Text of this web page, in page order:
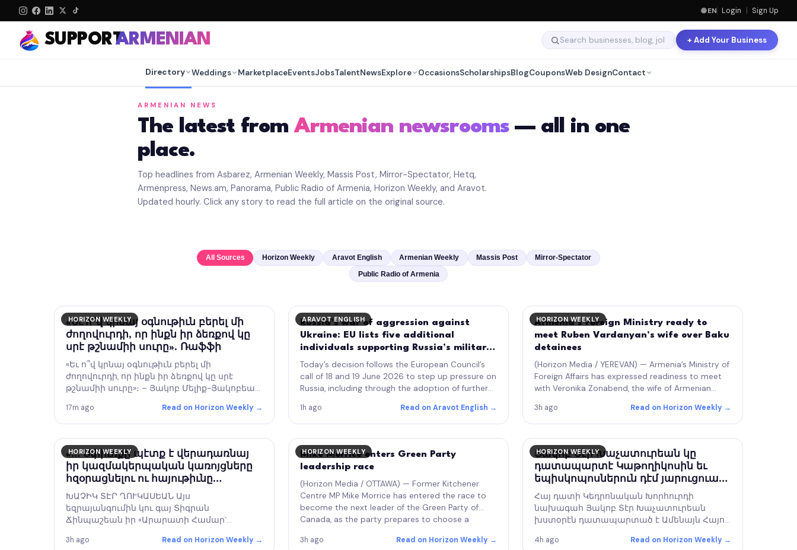
🌐 EN Login | Sign Up
SUPPORTARMENIAN + Add Your Business
Directory Weddings MarketplaceEventsJobsTalentNewsExplore OccasionsScholarshipsBlogCouponsWeb DesignContact
ARMENIAN NEWS
The latest from Armenian newsrooms — all in one
place.
Top headlines from Asbarez, Armenian Weekly, Massis Post, Mirror-Spectator, Hetq,
Armenpress, News.am, Panorama, Public Radio of Armenia, Horizon Weekly, and Aravot.
Updated hourly. Click any story to read the full article on the original source.
All Sources Horizon Weekly Aravot English Armenian Weekly Massis Post
Mirror-Spectator
Public Radio of Armenia
HORIZON WEEKLY
«Եւ ո՞վ կրնայ օգնութիւն բերել մի
ժողովուրդի, որ ինքն իր ձեռքով կը
սրէ թշնամիի սուրը». Ռաֆֆի
«Եւ ո՞վ կրնայ օգնութիւն բերել մի
ժողովուրդի, որ ինքն իր ձեռքով կը սրէ
թշնամիի սուրը»։ – Յակոբ Մելիք-Յակոբեան
մարգարէական խօսքը այսօր աւելի քան
երբեք կը հնչէ իբրեւ ահազանգ։ Երբ ազգ
մը…
17m ago Read on Horizon Weekly →
ARAVOT ENGLISH
Russia’s war of aggression against
Ukraine: EU lists five additional
individuals supporting Russia’s military-
industrial complex
Today’s decision follows the European Council’s
call of 18 and 19 June 2026 to step up pressure on
Russia, including through the adoption of further
aggression against…
1h ago Read on Aravot English →
HORIZON WEEKLY
Armenia’s Foreign Ministry ready to
meet Ruben Vardanyan’s wife over Baku
detainees
(Horizon Media / YEREVAN) — Armenia’s Ministry of
Foreign Affairs has expressed readiness to meet
with Veronika Zonabend, the wife of Armenian
Ruben Vardanyan, who…
3h ago Read on Horizon Weekly →
HORIZON WEEKLY
«… Սփիւռքը պէտք է վերադառնայ
իր կազմակերպական կառոյցները
հզօրացնելու ու հայութիւնը
քաղաքականացնելու
վարքագիծին»
ԽԱՉԻԿ ՏԷՐ ՂՈՒԿԱՍԵԱՆ Այս
եզրայանգումին կու գայ Տիգրան
Ճինպաշեան իր «Արարատի Համար`
2026): Առաջարկը ուշադրութեան արժանի է
3h ago Read on Horizon Weekly →
HORIZON WEEKLY
Mike Morrice enters Green Party
leadership race
(Horizon Media / OTTAWA) — Former Kitchener
Centre MP Mike Morrice has entered the race to
become the next leader of the Green Party of
Canada, as the party prepares to choose a
3h ago Read on Horizon Weekly →
HORIZON WEEKLY
Յակոբ Տէր Խաչատուրեան կը
դատապարտէ Կաթողիկոսին եւ
եպիսկոպոսներուն դէմ յարուցուած
դատը
Հայ դատի Կեդրոնական Խորհուրդի
նախագահ Յակոբ Տէր Խաչատուրեան
խստօրէն դատապարտած է Ամենայն Հայոց
Առաքելական Եկեղեցւոյ բարձրաստիճան
4h ago Read on Horizon Weekly →